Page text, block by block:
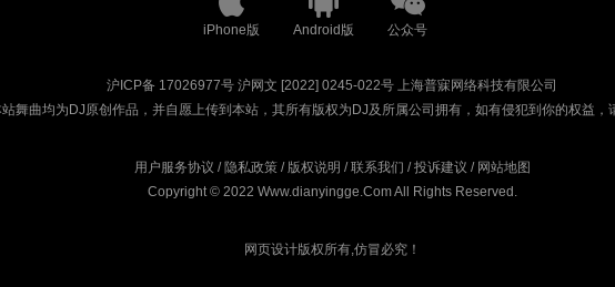
iPhone版 Android版 公众号
沪ICP备 17026977号 沪网文 [2022] 0245-022号 上海普寐网络科技有限公司
舞曲均为DJ原创作品，并自愿上传到本站，其所有版权为DJ及所属公司拥有，如有侵犯到你的权益，
用户服务协议 / 隐私政策/ 版权说明 /联系我们 /投诉建议 / 网站地图
Copyright © 2022 Www.dianyingge.Com All Rights Reserved.
网页设计版权所有,仿冒必究！